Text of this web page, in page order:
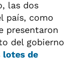
las dos
país, como
presentaron
del gobierno
lotes de